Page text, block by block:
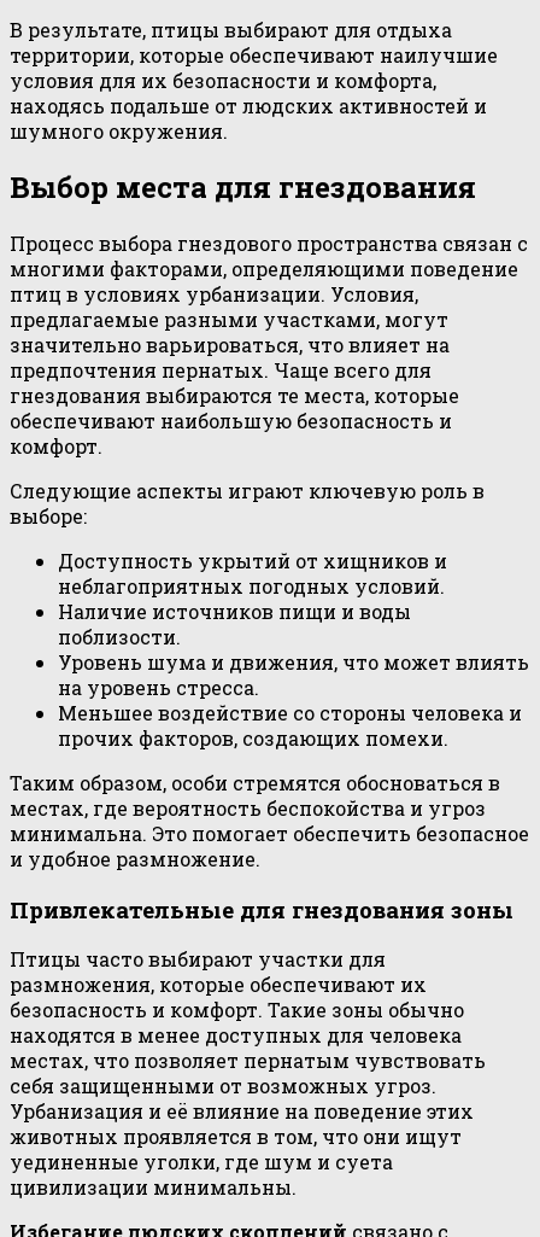
В результате, птицы выбирают для отдыха
территории, которые обеспечивают наилучшие
условия для их безопасности и комфорта,
находясь подальше от людских активностей и
шумного окружения.
Выбор места для гнездования
Процесс выбора гнездового пространства связан с
многими факторами, определяющими поведение
птиц в условиях урбанизации. Условия,
предлагаемые разными участками, могут
значительно варьироваться, что влияет на
предпочтения пернатых. Чаще всего для
гнездования выбираются те места, которые
обеспечивают наибольшую безопасность и
комфорт.
Следующие аспекты играют ключевую роль в
выборе:
Доступность укрытий от хищников и
неблагоприятных погодных условий.
Наличие источников пищи и воды
поблизости.
Уровень шума и движения, что может влиять
на уровень стресса.
Меньшее воздействие со стороны человека и
прочих факторов, создающих помехи.
Таким образом, особи стремятся обосноваться в
местах, где вероятность беспокойства и угроз
минимальна. Это помогает обеспечить безопасное
и удобное размножение.
Привлекательные для гнездования зоны
Птицы часто выбирают участки для
размножения, которые обеспечивают их
безопасность и комфорт. Такие зоны обычно
находятся в менее доступных для человека
местах, что позволяет пернатым чувствовать
себя защищенными от возможных угроз.
Урбанизация и её влияние на поведение этих
животных проявляется в том, что они ищут
уединенные уголки, где шум и суета
цивилизации минимальны.